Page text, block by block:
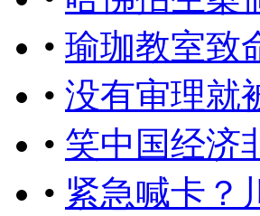
• 瑜珈教室
• 没有审理就
• 笑中国经济
• 紧急喊卡？